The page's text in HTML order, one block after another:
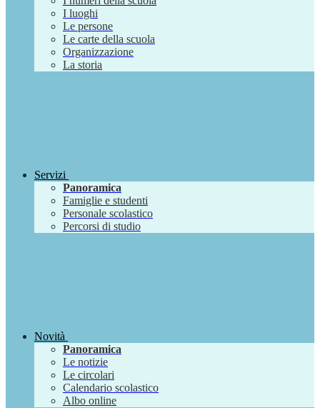
I luoghi
Le persone
Le carte della scuola
Organizzazione
La storia
Servizi
Panoramica
Famiglie e studenti
Personale scolastico
Percorsi di studio
Novità
Panoramica
Le notizie
Le circolari
Calendario scolastico
Albo online